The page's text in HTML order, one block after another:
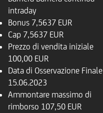
intraday
Bonus 7,5637 EUR
Cap 7,5637 EUR
Prezzo di vendita iniziale
100,00 EUR
Data di Osservazione Finale
15.06.2023
Ammontare massimo di
rimborso 107,50 EUR